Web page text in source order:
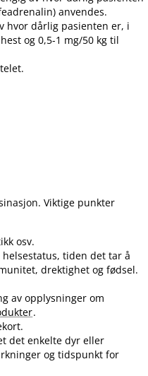
anvendes.
hvor dårlig pasienten er, i
og 0,5-1 mg/50 kg til
Viktige punkter
osv.
tiden det tar å
drektighet og fødsel.
av opplysninger om
.
det enkelte dyr eller
og tidspunkt for